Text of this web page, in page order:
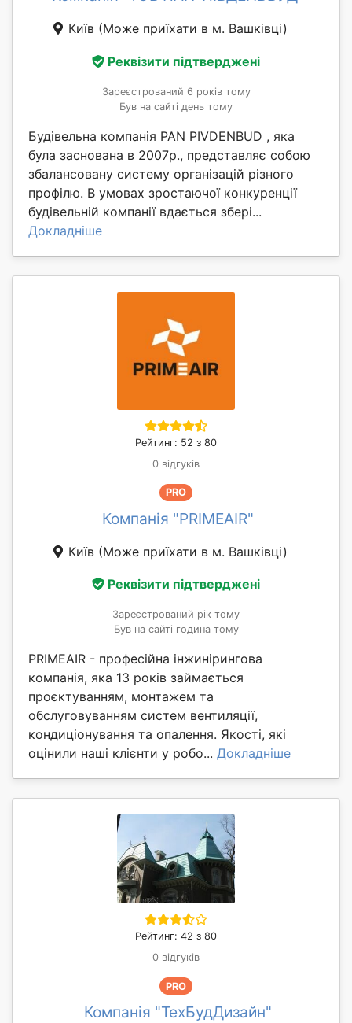
Київ (Може приїхати в м. Вашківці)
Реквізити підтверджені
Зареєстрований 6 років тому
Був на сайті день тому
Будівельна компанія PAN PIVDENBUD , яка
була заснована в 2007р., представляє собою
збалансовану систему організацій різного
профілю. В умовах зростаючої конкуренції
будівельній компанії вдається збері...
Докладніше
Рейтинг: 52 з 80
0 відгуків
PRO
Компанія "PRIMEAIR"
Київ (Може приїхати в м. Вашківці)
Реквізити підтверджені
Зареєстрований рік тому
Був на сайті година тому
PRIMEAIR - професійна інжинірингова
компанія, яка 13 років займається
проєктуванням, монтажем та
обслуговуванням систем вентиляції,
кондиціонування та опалення. Якості, які
оцінили наші клієнти у робо... Докладніше
Рейтинг: 42 з 80
0 відгуків
PRO
Компанія "ТехБудДизайн"